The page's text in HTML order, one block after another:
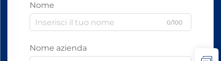
Nome
0/100
Nome azienda